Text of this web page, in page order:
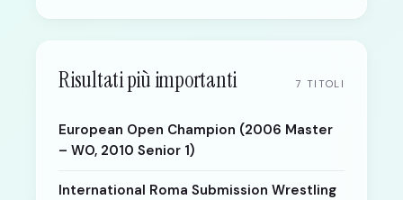
Risultati più importanti 7 TITOLI
European Open Champion (2006 Master
– WO, 2010 Senior 1)
International Roma Submission Wrestling